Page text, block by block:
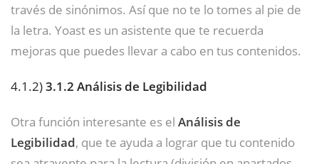
través de sinónimos. Así que no te lo tomes al pie de
la letra. Yoast es un asistente que te recuerda
mejoras que puedes llevar a cabo en tus contenidos.
4.1.2)3.1.2 Análisis de Legibilidad
Otra función interesante es el Análisis de
Legibilidad, que te ayuda a lograr que tu contenido